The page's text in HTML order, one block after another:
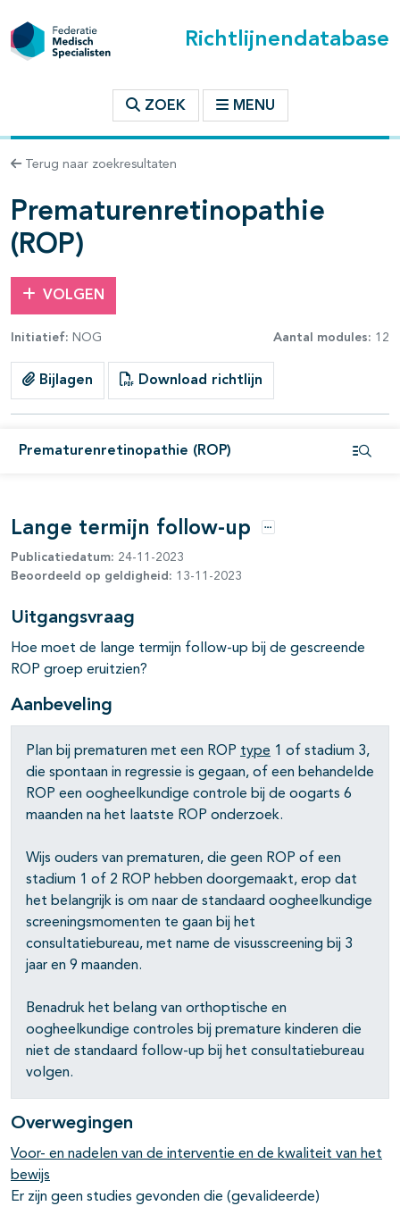
Richtlijnendatabase
ZOEK MENU
Terug naar zoekresultaten
Prematurenretinopathie
(ROP)
VOLGEN
Initiatief: NOG Aantal modules: 12
Bijlagen Download richtlijn
Prematurenretinopathie (ROP)
binnen deze richtlijn
open- en dichtklappen
Lange termijn follow-up Opties
Publicatiedatum: 24-11-2023
Beoordeeld op geldigheid: 13-11-2023
Uitgangsvraag
Hoe moet de lange termijn follow-up bij de gescreende
ROP groep eruitzien?
Aanbeveling
Plan bij prematuren met een ROP type 1 of stadium 3,
die spontaan in regressie is gegaan, of een behandelde
ROP een oogheelkundige controle bij de oogarts 6
maanden na het laatste ROP onderzoek.
Wijs ouders van prematuren, die geen ROP of een
stadium 1 of 2 ROP hebben doorgemaakt, erop dat
het belangrijk is om naar de standaard oogheelkundige
screeningsmomenten te gaan bij het
consultatiebureau, met name de visusscreening bij 3
jaar en 9 maanden.
Benadruk het belang van orthoptische en
oogheelkundige controles bij premature kinderen die
niet de standaard follow-up bij het consultatiebureau
volgen.
Overwegingen
Voor- en nadelen van de interventie en de kwaliteit van het
bewijs
Er zijn geen studies gevonden die (gevalideerde)